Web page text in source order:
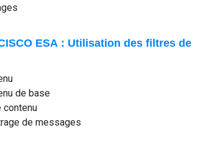
ESA : Utilisation des filtres de
de base
contenu
de messages